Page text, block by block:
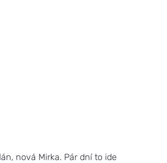
nová Mirka. Pár dní to ide